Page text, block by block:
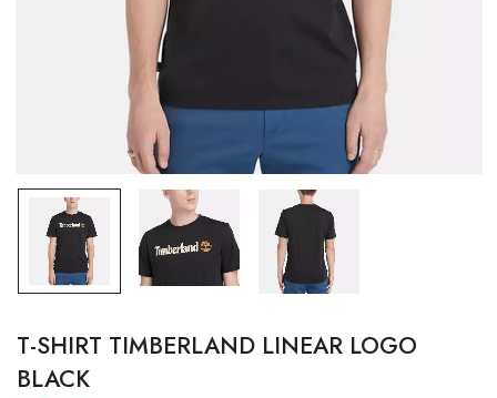
T-SHIRT TIMBERLAND LINEAR LOGO
BLACK